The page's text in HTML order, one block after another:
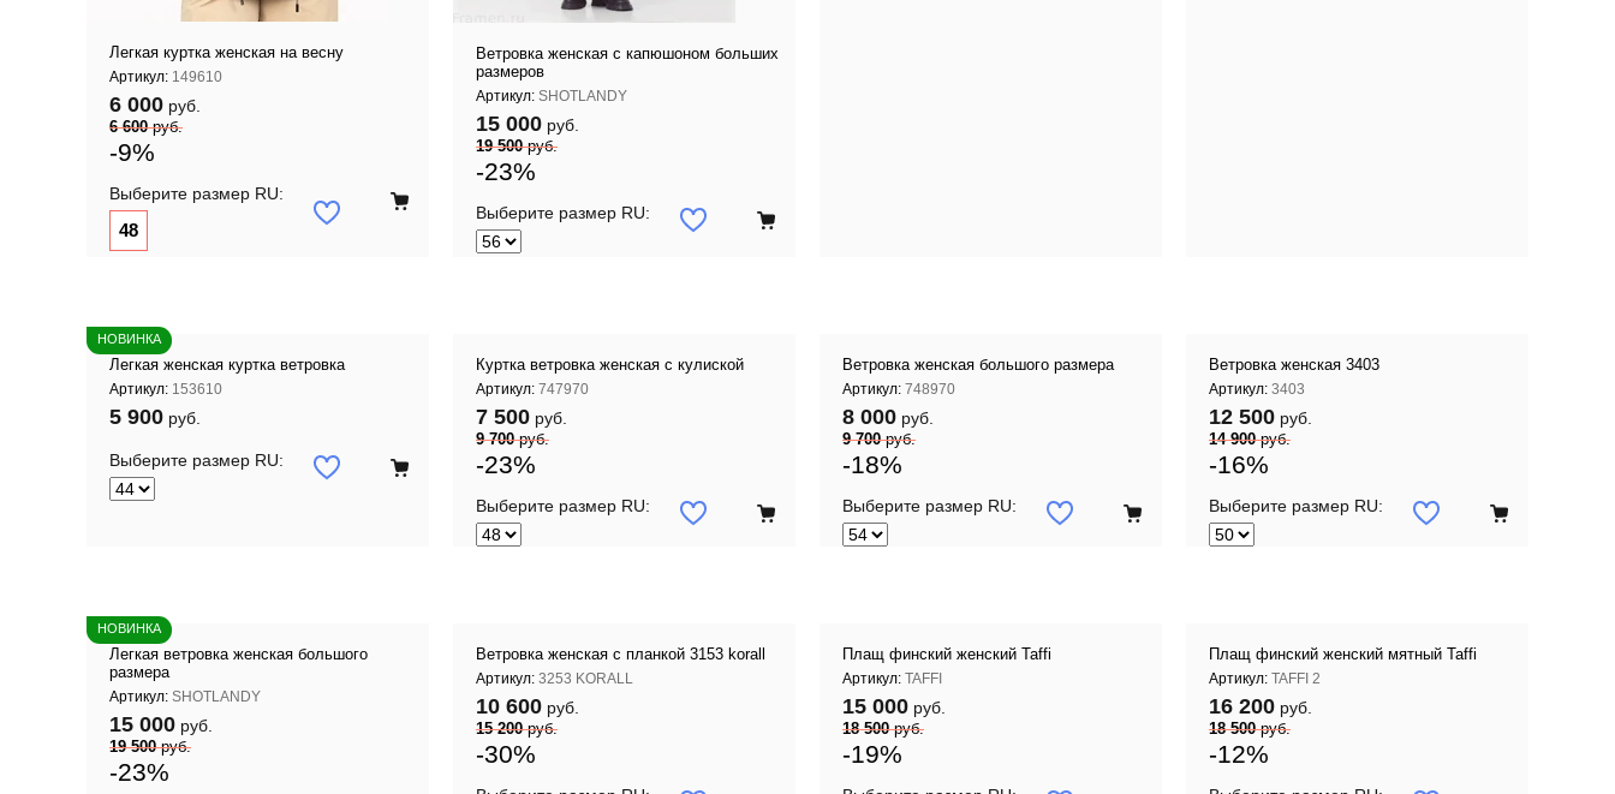
Легкая куртка женская на весну
Артикул: 149610
6 000 руб.
6 600руб.
-9%
Выберите размер RU:
48
Ветровка женская с капюшоном больших
размеров
Артикул: SHOTLANDY
15 000 руб.
19 500руб.
-23%
Выберите размер RU:
НОВИНКА
Легкая женская куртка ветровка
Артикул: 153610
5 900 руб.
Выберите размер RU:
Куртка ветровка женская с кулиской
Артикул: 747970
7 500 руб.
9 700руб.
-23%
Выберите размер RU:
Ветровка женская большого размера
Артикул: 748970
8 000 руб.
9 700руб.
-18%
Выберите размер RU:
Ветровка женская 3403
Артикул: 3403
12 500 руб.
14 900руб.
-16%
Выберите размер RU:
НОВИНКА
Легкая ветровка женская большого
размера
Артикул: SHOTLANDY
15 000 руб.
19 500руб.
-23%
Ветровка женская с планкой 3153 korall
Артикул: 3253 KORALL
10 600 руб.
15 200руб.
-30%
Плащ финский женский Taffi
Артикул: TAFFI
15 000 руб.
18 500руб.
-19%
Плащ финский женский мятный Taffi
Артикул: TAFFI 2
16 200 руб.
18 500руб.
-12%